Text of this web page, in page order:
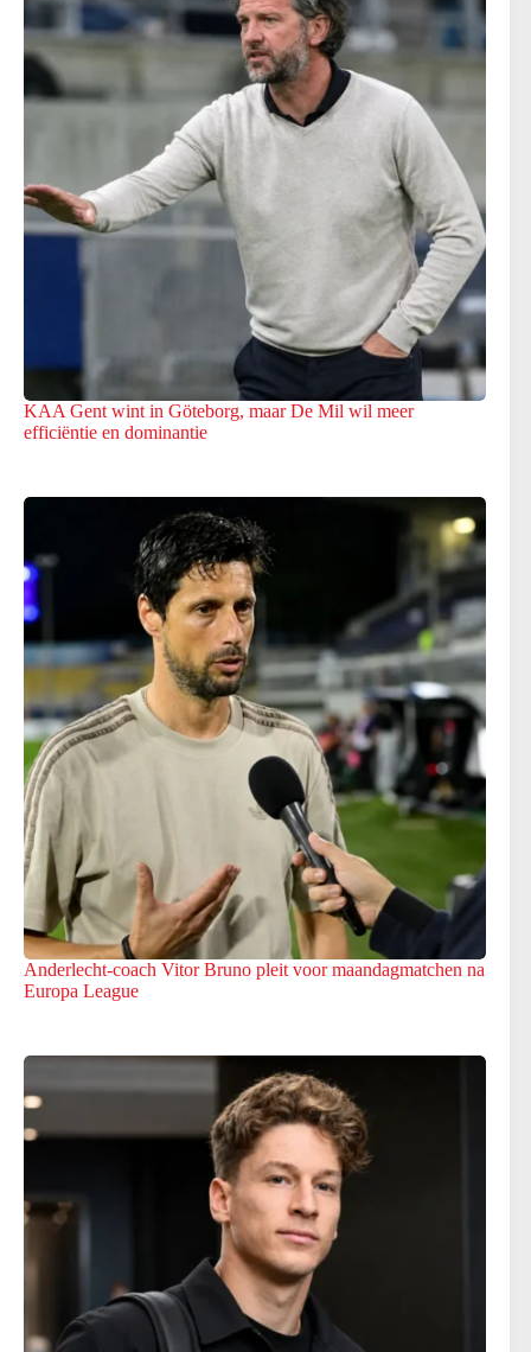
KAA Gent wint in Göteborg, maar De Mil wil meer
efficiëntie en dominantie
Anderlecht-coach Vitor Bruno pleit voor maandagmatchen na
Europa League